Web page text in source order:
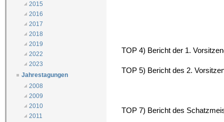
2015
2016
2017
2018
2019
2022
2023
Jahrestagungen
2008
2009
2010
2011
TOP 4) Bericht der 1.
TOP 5) Bericht des 2.
TOP 7) Bericht des